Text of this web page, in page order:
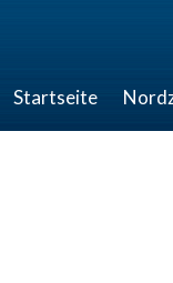
Startseite